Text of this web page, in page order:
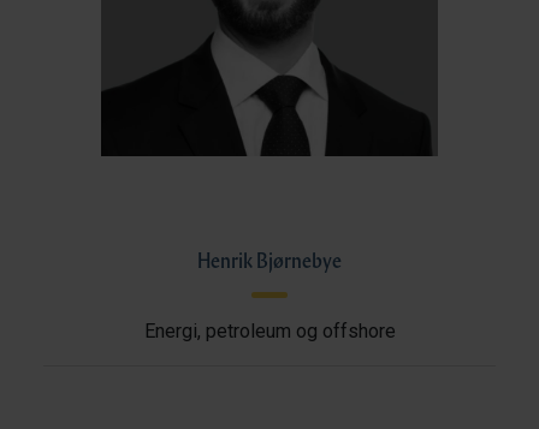
Henrik Bjørnebye
Energi, petroleum og offshore